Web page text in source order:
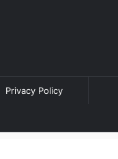
Privacy Policy